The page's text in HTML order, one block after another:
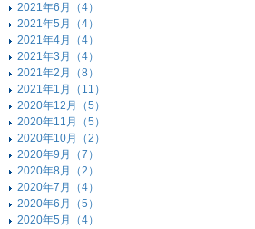
2021年6月（4）
2021年5月（4）
2021年4月（4）
2021年3月（4）
2021年2月（8）
2021年1月（11）
2020年12月（5）
2020年11月（5）
2020年10月（2）
2020年9月（7）
2020年8月（2）
2020年7月（4）
2020年6月（5）
2020年5月（4）